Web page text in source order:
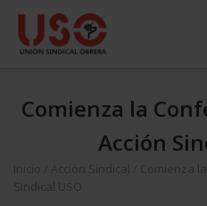
Comienza la
Acción
Inicio Acción Sindical
Comienza
Sindical USO